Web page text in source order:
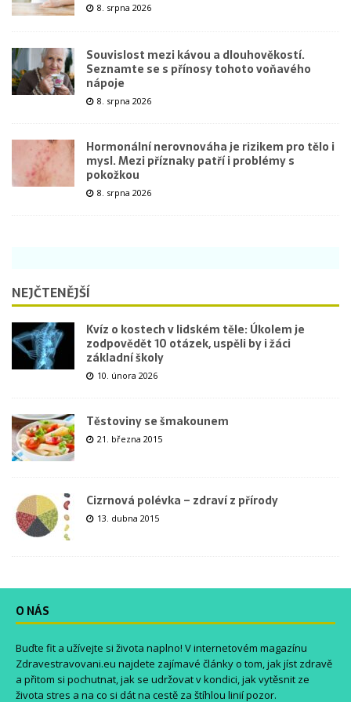
8. srpna 2026
Souvislost mezi kávou a dlouhověkostí.
Seznamte se s přínosy tohoto voňavého
nápoje
8. srpna 2026
Hormonální nerovnováha je rizikem pro tělo i
mysl. Mezi příznaky patří i problémy s
pokožkou
8. srpna 2026
NEJČTENĚJŠÍ
Kvíz o kostech v lidském těle: Úkolem je
zodpovědět 10 otázek, uspěli by i žáci
základní školy
10. února 2026
Těstoviny se šmakounem
21. března 2015
Cizrnová polévka – zdraví z přírody
13. dubna 2015
O NÁS
Buďte fit a užívejte si života naplno! V internetovém magazínu
Zdravestravovani.eu najdete zajímavé články o tom, jak jíst zdravě
a přitom si pochutnat, jak se udržovat v kondici, jak vytěsnit ze
života stres a na co si dát na cestě za štíhlou linií pozor.